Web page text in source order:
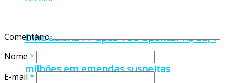
Dino aciona PF após TCU apontar R$ 55,4
milhões em emendas suspeitas
Comentário
Nome *
E-mail*